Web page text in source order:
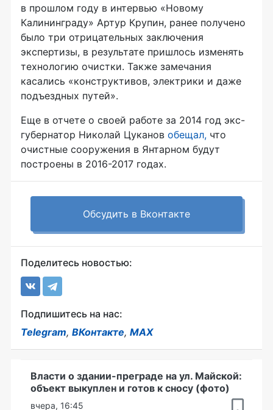
в прошлом году в интервью «Новому
Калининграду» Артур Крупин, ранее получено
было три отрицательных заключения
экспертизы, в результате пришлось изменять
технологию очистки. Также замечания
касались «конструктивов, электрики и даже
подъездных путей».
Еще в отчете о своей работе за 2014 год экс-
губернатор Николай Цуканов обещал, что
очистные сооружения в Янтарном будут
построены в 2016-2017 годах.
Обсудить в Вконтакте
Поделитесь новостью:
Подпишитесь на нас:
Telegram, ВКонтакте, MAX
Власти о здании-преграде на ул. Майской:
объект выкуплен и готов к сносу (фото)
вчера, 16:45